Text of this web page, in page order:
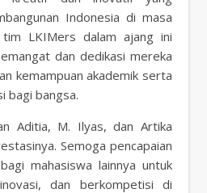
Indonesia di masa
tim LKIMers dalam ajang ini
dan dedikasi mereka
kemampuan akademik serta
bagi bangsa.
Aditia, M. Ilyas, dan Artika
Semoga pencapaian
mahasiswa lainnya untuk
dan berkompetisi di